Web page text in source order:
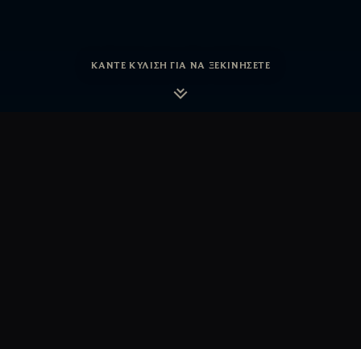
ΚΆΝΤΕ ΚΎΛΙΣΗ ΓΙΑ ΝΑ ΞΕΚΙΝΉΣΕΤΕ